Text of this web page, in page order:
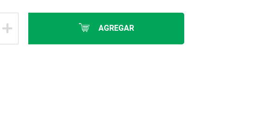
AGREGAR